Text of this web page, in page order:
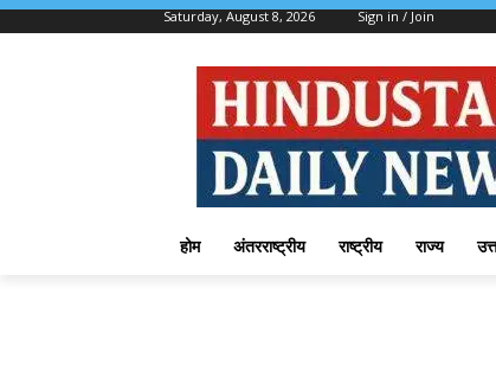
Saturday, August 8, 2026 Sign in / Join
होम अंतरराष्ट्रीय राष्ट्रीय राज्य